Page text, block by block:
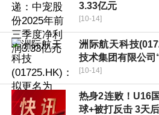
3.33亿元
[10-14]
洲际航天科技
技术集团有限公司
[10-14]
热身2连败！U16
球+被打反击 3天